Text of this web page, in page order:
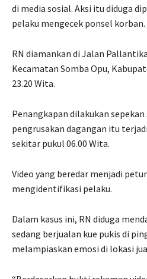
di media sosial. Aksi itu diduga
pelaku mengecek ponsel korban.
RN diamankan di Jalan
Kecamatan Somba Opu,
23.20 Wita.
Penangkapan dilakukan
pengrusakan dagangan itu
sekitar pukul 06.00 Wita.
Video yang beredar menjadi
mengidentifikasi pelaku.
Dalam kasus ini, RN diduga
sedang berjualan kue pukis di
melampiaskan emosi di lokasi